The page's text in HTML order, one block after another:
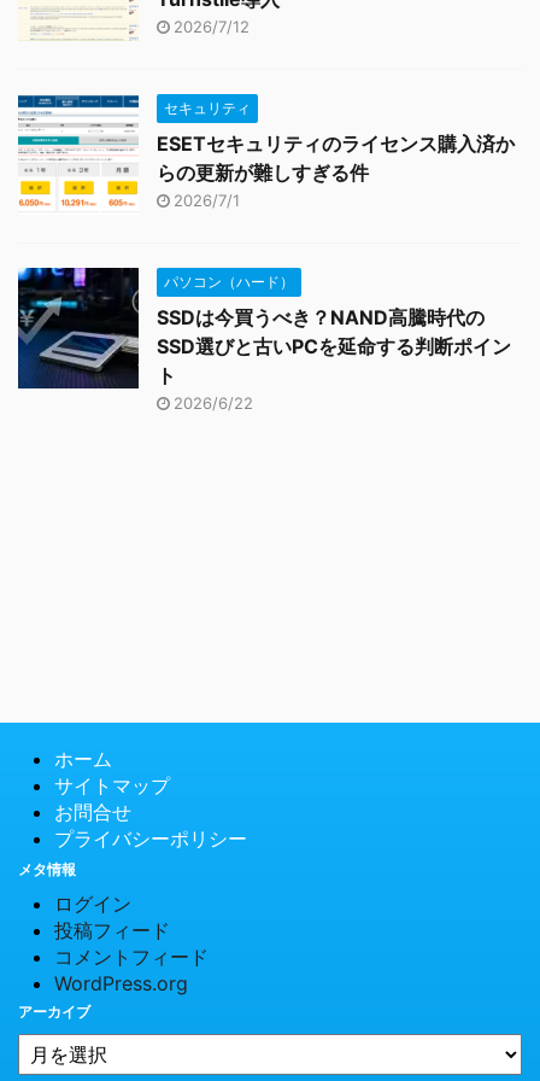
2026/7/12
セキュリティ
ESETセキュリティのライセンス購入済か
らの更新が難しすぎる件
2026/7/1
パソコン（ハード）
SSDは今買うべき？NAND高騰時代の
SSD選びと古いPCを延命する判断ポイン
ト
2026/6/22
ホーム
サイトマップ
お問合せ
プライバシーポリシー
メタ情報
ログイン
投稿フィード
コメントフィード
WordPress.org
アーカイブ